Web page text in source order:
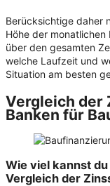
Berücksichtige daher
Höhe der
über den gesamten
welche Laufzeit und
Situation am besten
Vergleich der
Banken für
Wie viel kannst du
Vergleich der